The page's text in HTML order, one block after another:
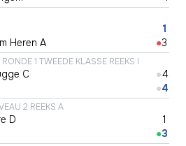
Heren A
●
1
3
1 TWEEDE KLASSE REEKS I
C
●
●
4
4
2 REEKS A
D
●
1
3